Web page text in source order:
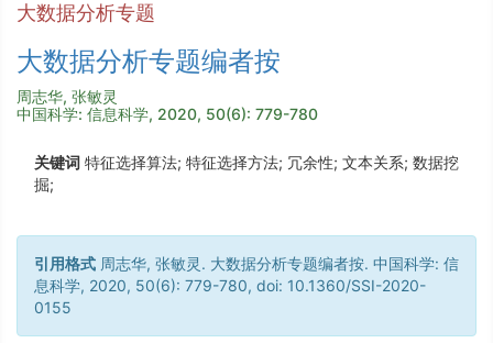
大数据分析专题
大数据分析专题编者按
周志华, 张敏灵
中国科学: 信息科学, 2020, 50(6): 779-780
关键词 特征选择算法; 特征选择方法; 冗余性; 文本关系; 数据挖
掘;
引用格式 周志华, 张敏灵. 大数据分析专题编者按. 中国科学: 信
息科学, 2020, 50(6): 779-780, doi: 10.1360/SSI-2020-
0155